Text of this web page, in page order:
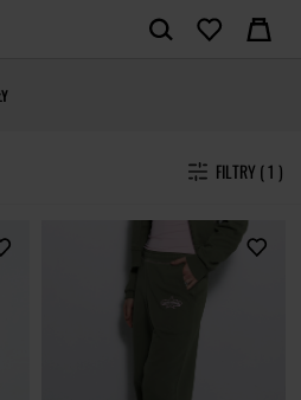
FILTRY ( 1 )